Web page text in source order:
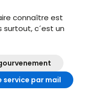
connaître est
c´est un
service par mail